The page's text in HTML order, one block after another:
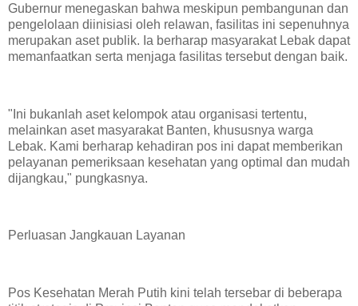
Gubernur menegaskan bahwa meskipun pembangunan dan
pengelolaan diinisiasi oleh relawan, fasilitas ini sepenuhnya
merupakan aset publik. Ia berharap masyarakat Lebak dapat
memanfaatkan serta menjaga fasilitas tersebut dengan baik.
​"Ini bukanlah aset kelompok atau organisasi tertentu,
melainkan aset masyarakat Banten, khususnya warga
Lebak. Kami berharap kehadiran pos ini dapat memberikan
pelayanan pemeriksaan kesehatan yang optimal dan mudah
dijangkau," pungkasnya.
​Perluasan Jangkauan Layanan
Pos Kesehatan Merah Putih kini telah tersebar di beberapa